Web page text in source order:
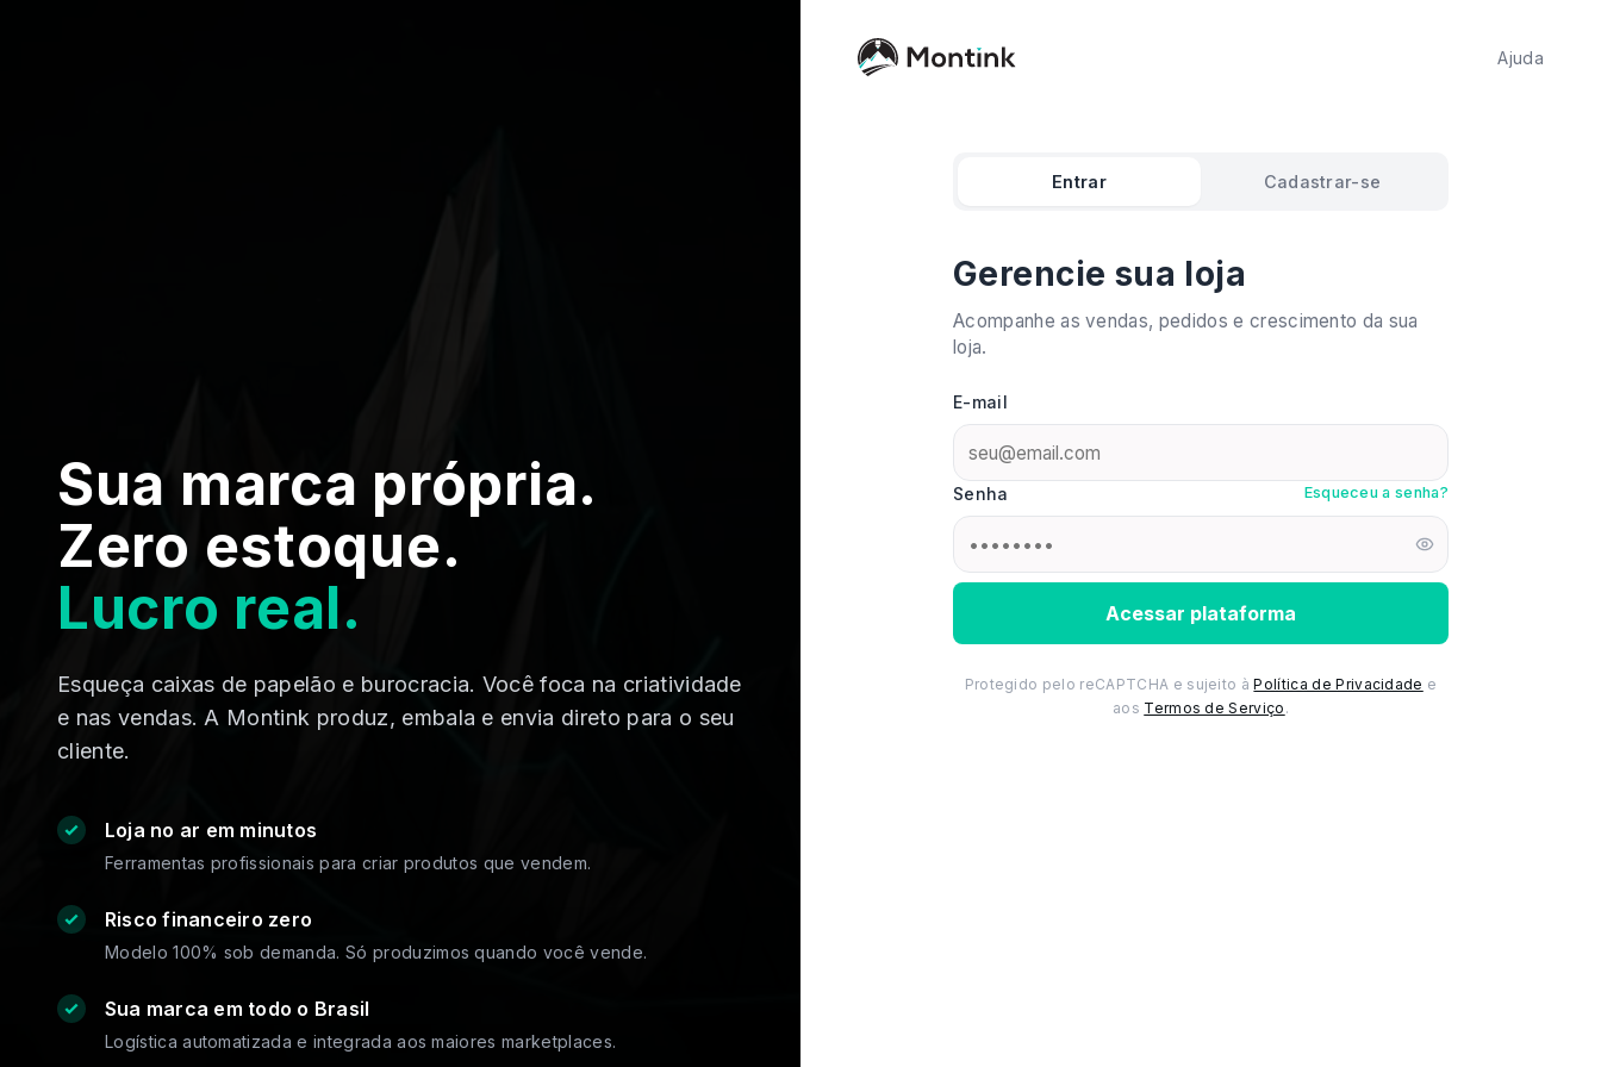
Sua marca própria.
Zero estoque.
Lucro real.
Esqueça caixas de papelão e burocracia. Você foca na criatividade
e nas vendas. A Montink produz, embala e envia direto para o seu
cliente.
Loja no ar em minutos
Ferramentas profissionais para criar produtos que vendem.
Risco financeiro zero
Modelo 100% sob demanda. Só produzimos quando você vende.
Sua marca em todo o Brasil
Logística automatizada e integrada aos maiores marketplaces.
Ajuda
Entrar Cadastrar-se
Gerencie sua loja
Acompanhe as vendas, pedidos e crescimento da sua
loja.
E-mail
Senha Esqueceu a senha?
Acessar plataforma
Protegido pelo reCAPTCHA e sujeito àPolítica de Privacidade e
aos Termos de Serviço .